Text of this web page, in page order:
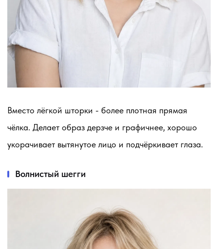
Вместо лёгкой шторки - более плотная прямая
чёлка. Делает образ дерзче и графичнее, хорошо
укорачивает вытянутое лицо и подчёркивает глаза.
Волнистый шегги